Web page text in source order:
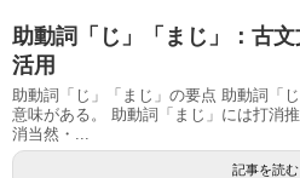
助動詞「じ」「まじ」：古
活用
助動詞「じ」「まじ」の要点 助動詞「
意味がある。 助動詞「まじ」には打消
消当然・...
記事を読む